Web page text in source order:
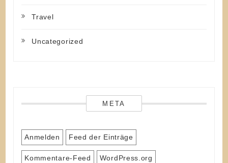
Travel
Uncategorized
META
Anmelden Feed der Einträge
Kommentare-Feed WordPress.org